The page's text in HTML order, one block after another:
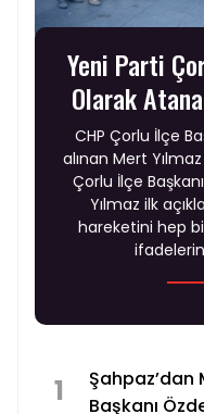
Yeni Parti
Olarak
CHP Çorlu İlçe
alınan Mert
Çorlu İlçe
Yılmaz ilk
hareketini hep
1
Şahpaz’dan
Başkanı